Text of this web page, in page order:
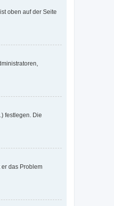
oben auf der Seite
festlegen. Die
das Problem